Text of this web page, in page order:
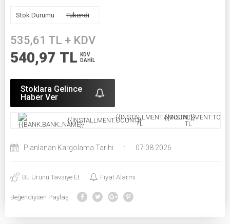
Stok Durumu Tükendi
535,61 TL + KDV
540,97 TL
KDV
DAHİL
Stoklara Gelince
Haber Ver
{{INSTALLMENT.COUNT}}{{INSTALLMENT.AMOUNT}}
TL
TL
Planlanan Kargolama Tarihi : 07.08.2026
Bu Ürünü Tavsiye Et Fiyat Alarmı
Beğendiysen Paylaş :